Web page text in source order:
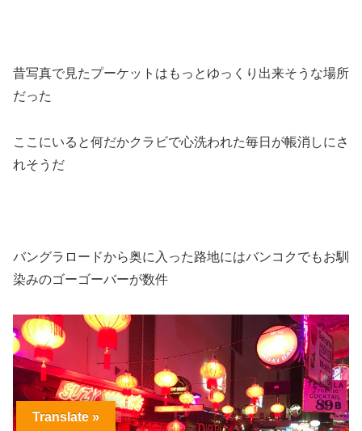
昔写真で見たプーケットはもっとゆっくり出来そうな場所
だった
ここにいると何だかクラビで心洗われた毎日が帳消しにさ
れそうだ
バングラロードから奥に入った路地にはバンコクでもお馴
染みのゴーゴーバーが数件
Translate »